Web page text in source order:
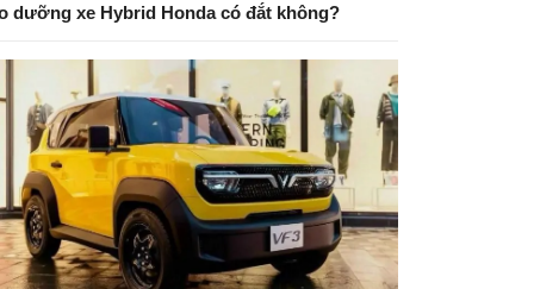
dưỡng xe Hybrid Honda có đắt không?